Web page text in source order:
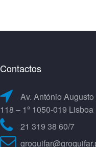
Contactos
Av. António Augusto
118 – 1º 1050-019 Lisboa
21 319 38 60/7